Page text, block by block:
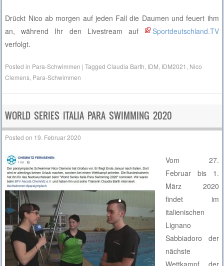
Drückt Nico ab morgen auf jeden Fall die Daumen und feuert ihm
an, während Ihr den Livestream auf
Sportdeutschland.TV
verfolgt.
Posted in Para-Schwimmen |TaggedClaudia Barth IDM IDM2021 Nico
Clemens Para-Schwimmen
WORLD SERIES ITALIA PARA SWIMMING 2020
Posted on 19. Februar 2020
Vom 27.
Februar bis 1.
März 2020
findet im
italienischen
Lignano
Sabbiadoro der
nächste